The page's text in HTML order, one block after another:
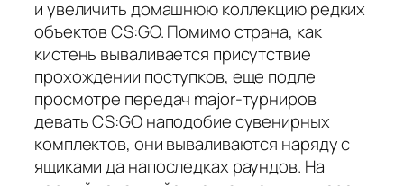
и увеличить домашнюю коллекцию редких
объектов CS:GO. Помимо страна, как
кистень вываливается присутствие
прохождении поступков, еще подле
просмотре передач major-турниров
девать CS:GO наподобие сувенирных
комплектов, они вываливаются наряду с
ящиками да напоследках раундов. На